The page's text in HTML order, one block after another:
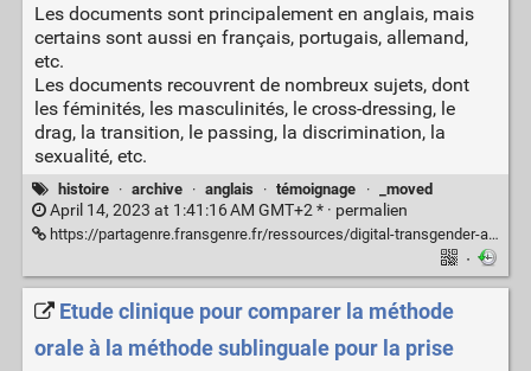
Les documents sont principalement en anglais, mais
certains sont aussi en français, portugais, allemand,
etc.
Les documents recouvrent de nombreux sujets, dont
les féminités, les masculinités, le cross-dressing, le
drag, la transition, le passing, la discrimination, la
sexualité, etc.
histoire · archive · anglais · témoignage · _moved
April 14, 2023 at 1:41:16 AM GMT+2 * · permalien
https://partagenre.fransgenre.fr/ressources/digital-transgender-archive
·
Etude clinique pour comparer la méthode
orale à la méthode sublinguale pour la prise